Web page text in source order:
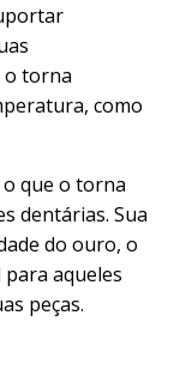
o torna
como
o que o torna
dentárias. Sua
do ouro, o
aqueles
peças.